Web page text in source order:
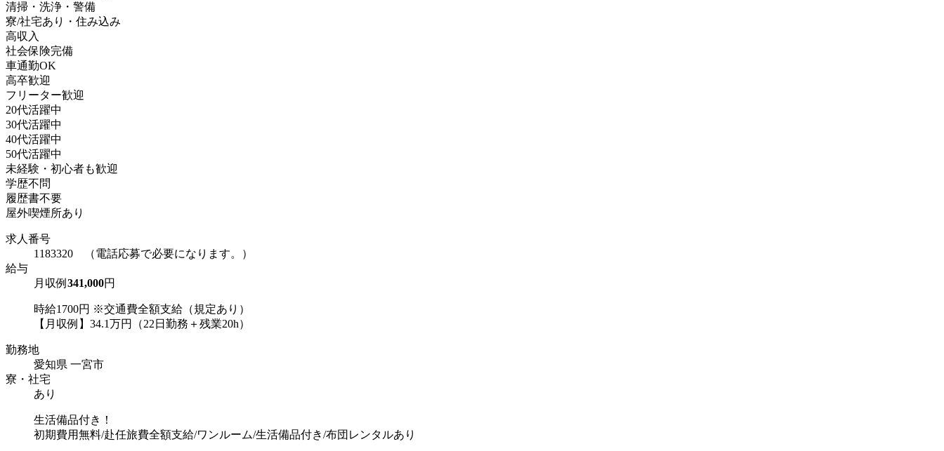
清掃・洗浄・警備
寮/社宅あり・住み込み
高収入
社会保険完備
車通勤OK
高卒歓迎
フリーター歓迎
20代活躍中
30代活躍中
40代活躍中
50代活躍中
未経験・初心者も歓迎
学歴不問
履歴書不要
屋外喫煙所あり
求人番号
1183320 （電話応募で必要になります。）
給与
月収例 341,000円
時給1700円 ※交通費全額支給（規定あり）
【月収例】34.1万円（22日勤務＋残業20h）
勤務地
愛知県 一宮市
寮・社宅
あり
生活備品付き！
初期費用無料/赴任旅費全額支給/ワンルーム/生活備品付き/布団レンタルあり